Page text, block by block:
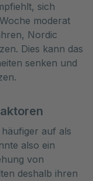
sich
moderat
Nordic
Dies kann das
senken und
auf als
also ein
von
deshalb ihren